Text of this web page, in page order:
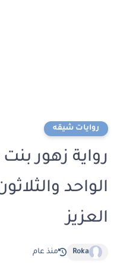
روايات شيقه
رواية زهور
العزيز
Roka منذ عام